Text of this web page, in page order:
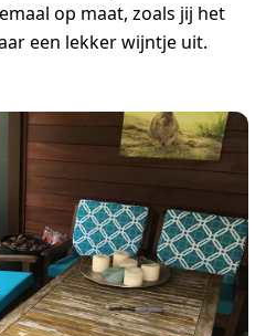
op maat, zoals jij het
een lekker wijntje uit.